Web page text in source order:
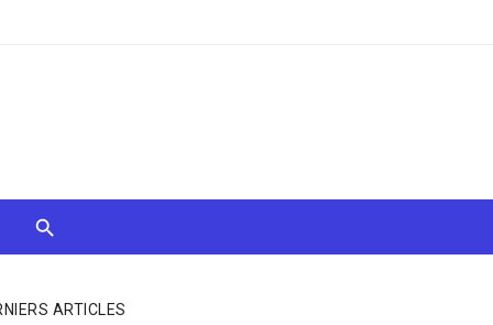
ARTICLES